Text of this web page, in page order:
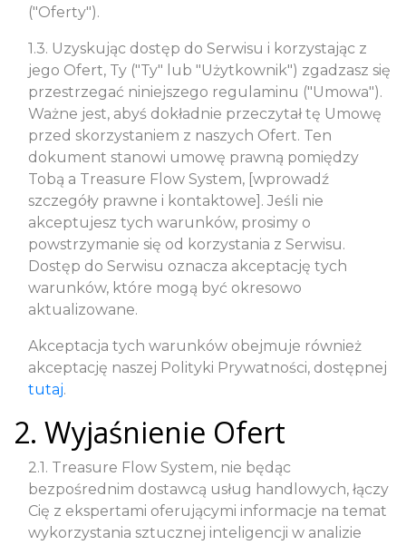
("Oferty").
1.3. Uzyskując dostęp do Serwisu i korzystając z
jego Ofert, Ty ("Ty" lub "Użytkownik") zgadzasz się
przestrzegać niniejszego regulaminu ("Umowa").
Ważne jest, abyś dokładnie przeczytał tę Umowę
przed skorzystaniem z naszych Ofert. Ten
dokument stanowi umowę prawną pomiędzy
Tobą a Treasure Flow System, [wprowadź
szczegóły prawne i kontaktowe]. Jeśli nie
akceptujesz tych warunków, prosimy o
powstrzymanie się od korzystania z Serwisu.
Dostęp do Serwisu oznacza akceptację tych
warunków, które mogą być okresowo
aktualizowane.
Akceptacja tych warunków obejmuje również
akceptację naszej Polityki Prywatności, dostępnej
tutaj.
2. Wyjaśnienie Ofert
2.1. Treasure Flow System, nie będąc
bezpośrednim dostawcą usług handlowych, łączy
Cię z ekspertami oferującymi informacje na temat
wykorzystania sztucznej inteligencji w analizie